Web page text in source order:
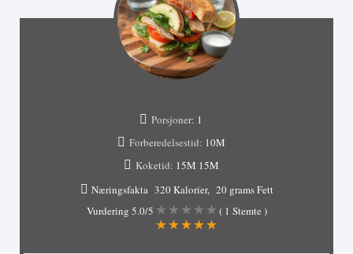
Porsjoner: 1
Forberedelsestid: 10M
Koketid: 15M 15M
Næringsfakta 320 Kalorier
20 grams Fett
Vurdering 5.0/5 ( 1 Stemte )